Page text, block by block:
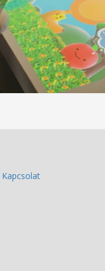
Kapcsolat